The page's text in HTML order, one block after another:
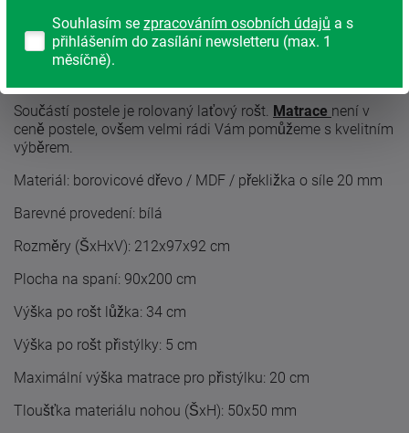
Přespávání u kamaráda je pro děti skvělým
dobrodružstvím a s postelí Glami bude také velmi pohodlné
Součástí postele je rolovaný laťový rošt. Matrace není v
ceně postele, ovšem velmi rádi Vám pomůžeme s kvelitním
výběrem.
Materiál: borovicové dřevo / MDF / překližka o síle 20 mm
Barevné provedení: bílá
Rozměry (ŠxHxV): 212x97x92 cm
Plocha na spaní: 90x200 cm
Výška po rošt lůžka: 34 cm
Výška po rošt přistýlky: 5 cm
Maximální výška matrace pro přistýlku: 20 cm
Tloušťka materiálu nohou (ŠxH): 50x50 mm
Souhlasím se zpracováním osobních údajů a s
přihlášením do zasílání newsletteru (max. 1
měsíčně).